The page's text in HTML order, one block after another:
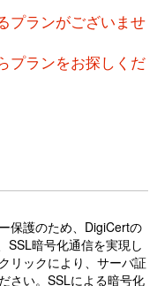
プランがございませ
プランをお探しくだ
保護のため、DigiCertの
SSL暗号化通信を実現し
リックにより、サーバ証
さい。SSLによる暗号化